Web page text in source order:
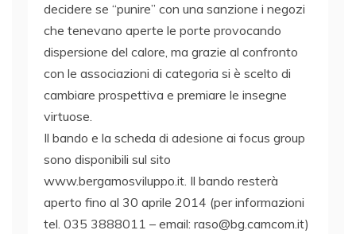
decidere se “punire” con una sanzione i negozi
che tenevano aperte le porte provocando
dispersione del calore, ma grazie al confronto
con le associazioni di categoria si è scelto di
cambiare prospettiva e premiare le insegne
virtuose.
Il bando e la scheda di adesione ai focus group
sono disponibili sul sito
www.bergamosviluppo.it. Il bando resterà
aperto fino al 30 aprile 2014 (per informazioni
tel. 035 3888011 – email: raso@bg.camcom.it)